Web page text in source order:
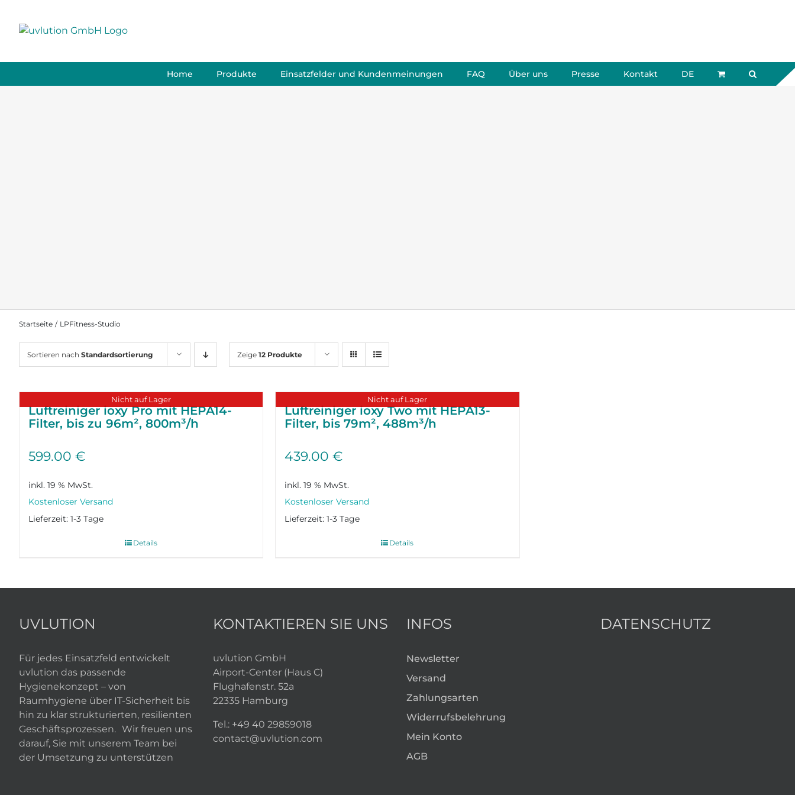
content
Home Produkte Einsatzfelder und Kundenmeinungen FAQ Über uns Presse Kontakt DE
Startseite LPFitness-Studio
Sortieren nach Standardsortierung Zeige 12 Produkte
Nicht auf Lager
Luftreiniger ioxy Pro mit HEPA14-
Filter, bis zu 96m², 800m³/h
599.00 €
inkl. 19 % MwSt.
Lieferzeit: 1-3 Tage
Details
Nicht auf Lager
Luftreiniger ioxy Two mit HEPA13-
Filter, bis 79m², 488m³/h
439.00€
inkl. 19 % MwSt.
Lieferzeit:1-3 Tage
Details
UVLUTION
Für jedes Einsatzfeld entwickelt
uvlution das passende
Hygienekonzept – von
Raumhygiene über IT-Sicherheit bis
hin zu klar strukturierten, resilienten
Geschäftsprozessen. Wir freuen uns
darauf, Sie mit unserem Team bei
der Umsetzung zu unterstützen
KONTAKTIEREN SIE UNS
uvlution GmbH
Airport-Center (Haus C)
Flughafenstr. 52a
22335 Hamburg
Tel.: +49 40 29859018
contact@uvlution.com
INFOS
Newsletter
Versand
Zahlungsarten
Widerrufsbelehrung
Mein Konto
AGB
DATENSCHUTZ